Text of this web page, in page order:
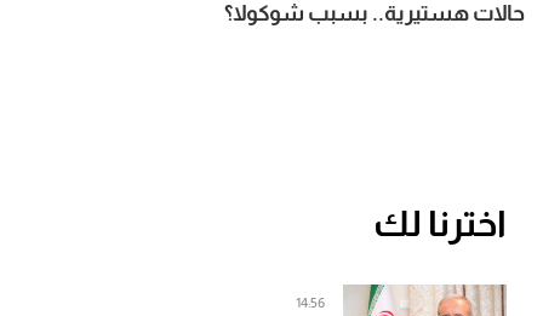
حالات هستيرية.. بسبب شوكولا؟
اخترنا لك
14:56